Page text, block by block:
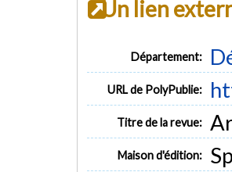
Un lien
Département:
URL de PolyPublie:
Titre de la revue:
Maison d'édition: